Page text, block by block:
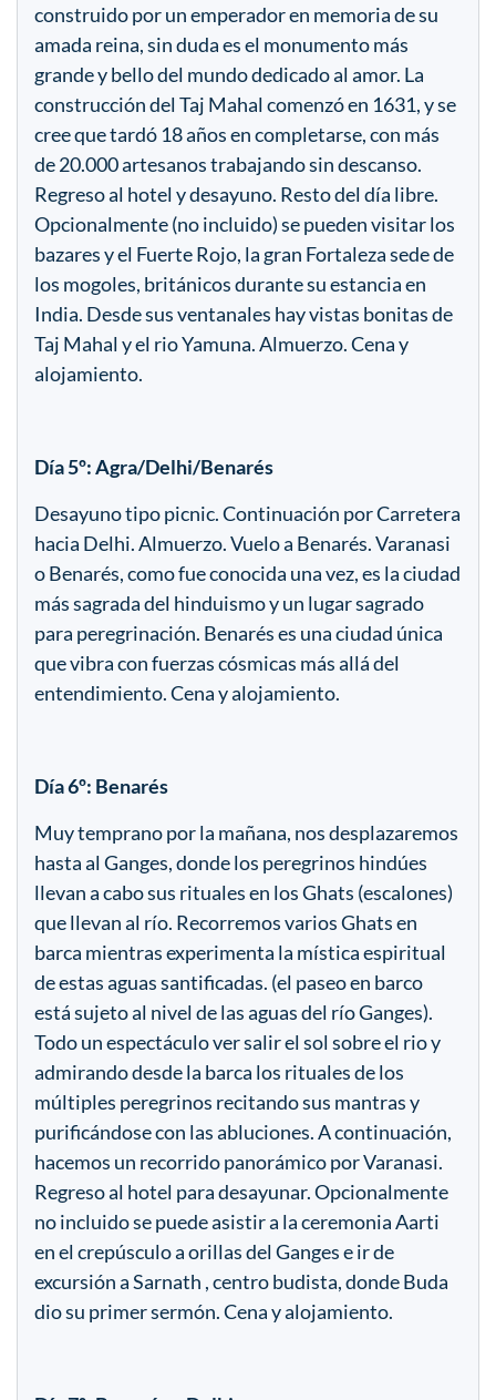
construido por un emperador en memoria de su
amada reina, sin duda es el monumento más
grande y bello del mundo dedicado al amor. La
construcción del Taj Mahal comenzó en 1631, y se
cree que tardó 18 años en completarse, con más
de 20.000 artesanos trabajando sin descanso.
Regreso al hotel y desayuno. Resto del día libre.
Opcionalmente (no incluido) se pueden visitar los
bazares y el Fuerte Rojo, la gran Fortaleza sede de
los mogoles, británicos durante su estancia en
India. Desde sus ventanales hay vistas bonitas de
Taj Mahal y el rio Yamuna. Almuerzo. Cena y
alojamiento.
Día 5º: Agra/Delhi/Benarés
Desayuno tipo picnic. Continuación por Carretera
hacia Delhi. Almuerzo. Vuelo a Benarés. Varanasi
o Benarés, como fue conocida una vez, es la ciudad
más sagrada del hinduismo y un lugar sagrado
para peregrinación. Benarés es una ciudad única
que vibra con fuerzas cósmicas más allá del
entendimiento. Cena y alojamiento.
Día 6º: Benarés
Muy temprano por la mañana, nos desplazaremos
hasta al Ganges, donde los peregrinos hindúes
llevan a cabo sus rituales en los Ghats (escalones)
que llevan al río. Recorremos varios Ghats en
barca mientras experimenta la mística espiritual
de estas aguas santificadas. (el paseo en barco
está sujeto al nivel de las aguas del río Ganges).
Todo un espectáculo ver salir el sol sobre el rio y
admirando desde la barca los rituales de los
múltiples peregrinos recitando sus mantras y
purificándose con las abluciones. A continuación,
hacemos un recorrido panorámico por Varanasi.
Regreso al hotel para desayunar. Opcionalmente
no incluido se puede asistir a la ceremonia Aarti
en el crepúsculo a orillas del Ganges e ir de
excursión a Sarnath , centro budista, donde Buda
dio su primer sermón. Cena y alojamiento.